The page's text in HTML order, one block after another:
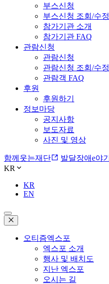
부스신청
부스신청 조회/수정
참가기관 소개
참가기관 FAQ
관람신청
관람신청
관람신청 조회/수정
관람객 FAQ
후원
후원하기
정보마당
공지사항
보도자료
사진 및 영상
함께웃는재단
발달장애e야기
KR
KR
EN
오티즘엑스포
엑스포 소개
행사 및 배치도
지난 엑스포
오시는 길